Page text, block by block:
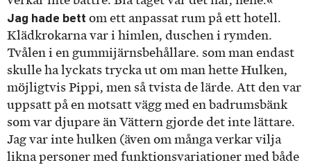
Jag hade bett om ett anpassat rum på ett hotell.
Klädkrokarna var i himlen, duschen i rymden.
Tvålen i en gummijärnsbehållare. som man endast
skulle ha lyckats trycka ut om man hette Hulken,
möjligtvis Pippi, men så tvista de lärde. Att den var
uppsatt på en motsatt vägg med en badrumsbänk
som var djupare än Vättern gjorde det inte lättare.
Jag var inte hulken (även om många verkar vilja
likna personer med funktionsvariationer med både